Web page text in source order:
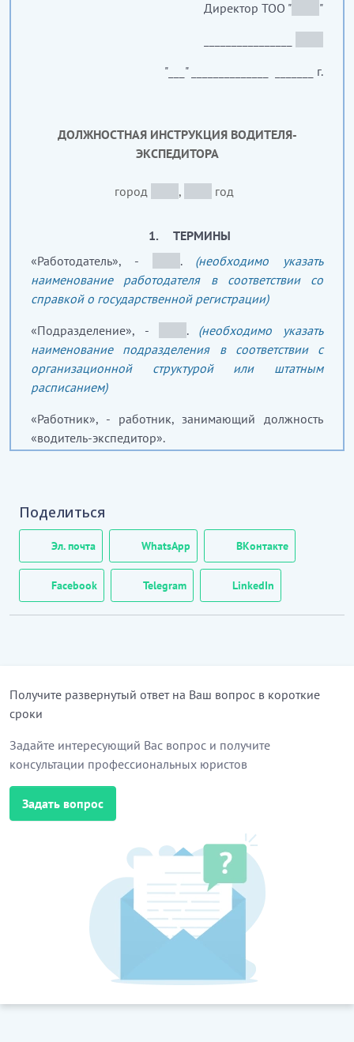
Директор ТОО "_____ "
"___" ______________ _______ г.
ДОЛЖНОСТНАЯ ИНСТРУКЦИЯ ВОДИТЕЛЯ-
ЭКСПЕДИТОРА
город , год
1. ТЕРМИНЫ
«Работодатель», -
. (необходимо указать
наименование работодателя в соответствии со
справкой о государственной регистрации)
«Подразделение», -
. (необходимо указать
наименование подразделения в соответствии с
организационной структурой или штатным
расписанием)
«Работник», - работник, занимающий должность
«водитель-экспедитор».
частью системы управления персоналом
Работодателя, определяет требования к
квалификации Работника, состав его должностных
обязанностей, права и ответственность.
Работодателя на основании заключенного между
Работодателем и Работником трудового договора.
…………………………
[Скрытый текст. Полная версия доступна после
Поделиться
Эл. почта WhatsApp ВКонтакте
Facebook Telegram LinkedIn
Получите развернутый ответ на Ваш вопрос в короткие
сроки
Задайте интересующий Вас вопрос и получите
консультации профессиональных юристов
Задать вопрос